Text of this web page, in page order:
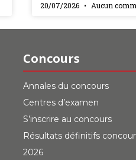
20/07/2026 Aucun
Concours
Annales du concours
Centres d’examen
S’inscrire au concours
Résultats définitifs
2026